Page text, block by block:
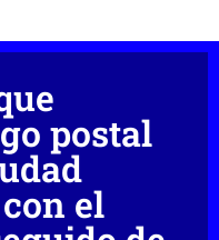
postal
el